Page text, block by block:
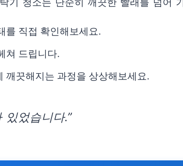
를 직접 확인해보세요.
쳐 드립니다.
깨끗해지는 과정을 상상해보세요.
었습니다.”